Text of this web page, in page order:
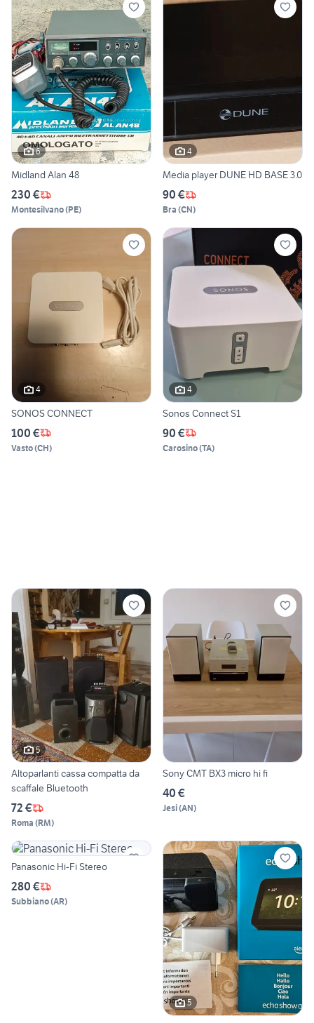
6
Midland Alan 48
230 €
Montesilvano(PE)
4
Media player DUNE HD BASE 3.0
90 €
Bra (CN)
4
SONOS CONNECT
100 €
Vasto(CH)
4
Sonos Connect S1
90 €
Carosino(TA)
5
Altoparlanti cassa compatta da
scaffale Bluetooth
72 €
Roma (RM)
Sony CMT BX3 micro hi fi
40 €
Jesi(AN)
Panasonic Hi-Fi Stereo
280 €
Subbiano(AR)
5